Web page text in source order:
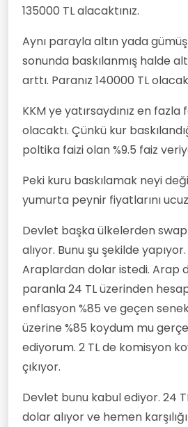
135000 TL alacaktınız.
Aynı parayla altın yada gümüş
sonunda baskılanmış halde
arttı. Paranız 140000 TL
KKM ye yatırsaydınız en
olacaktı. Çünkü kur
poltika faizi olan %9.5 faiz
Peki kuru baskılamak neyi
yumurta peynir fiyatlarını
Devlet başka ülkelerden
alıyor. Bunu şu şekilde
Araplardan dolar istedi. Arap
paranla 24 TL üzerinden
enflasyon %85 ve geçen
üzerine %85 koydum mu
ediyorum. 2 TL de komisyon
çıkıyor.
Devlet bunu kabul ediyor. 24
dolar alıyor ve hemen